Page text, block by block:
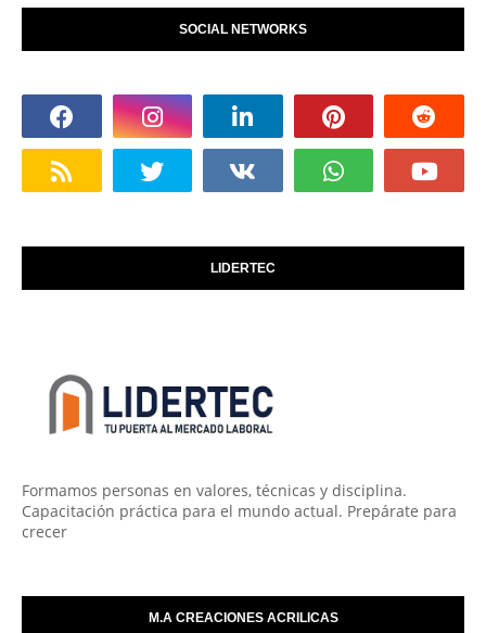
SOCIAL NETWORKS
LIDERTEC
Formamos personas en valores, técnicas y disciplina.
Capacitación práctica para el mundo actual. Prepárate para
crecer
M.A CREACIONES ACRILICAS